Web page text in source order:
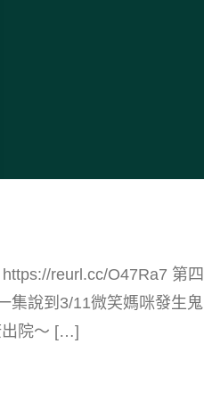
reurl.cc/O47Ra7 第四
集說到3/11微笑媽咪發生鬼
出院～ […]